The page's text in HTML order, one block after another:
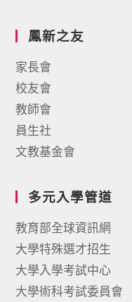
鳳新之友
家長會
校友會
教師會
員生社
文教基金會
多元入學管道
教育部全球資訊網
大學特殊選才招生
大學入學考試中心
大學術科考試委員會